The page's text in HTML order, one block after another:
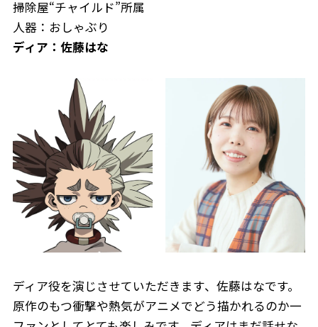
掃除屋“チャイルド”所属
人器：おしゃぶり
ディア：佐藤はな
ディア役を演じさせていただきます、佐藤はなです。
原作のもつ衝撃や熱気がアニメでどう描かれるのか一